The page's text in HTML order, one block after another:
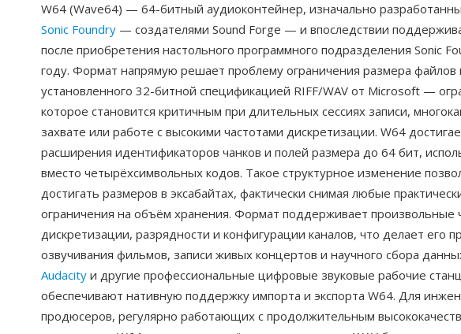
W64 (Wave64) — 64-битный аудиоконтейнер, изначально
Sonic Foundry — создателями Sound Forge — и впоследствии
после приобретения настольного программного подразделения Sonic
году. Формат напрямую решает проблему ограничения размера файлов
установленного 32-битной спецификацией RIFF/WAV от Microsoft —
которое становится критичным при длительных сессиях записи,
захвате или работе с высокими частотами дискретизации. W64
расширения идентификаторов чанков и полей размера до 64 бит,
вместо четырёхсимвольных кодов. Такое структурное изменение
достигать размеров в эксабайтах, фактически снимая любые
ограничения на объём хранения. Формат поддерживает произвольные
дискретизации, разрядности и конфигурации каналов, что делает его
озвучивания фильмов, записи живых концертов и научного сбора
Audacity и другие профессиональные цифровые звуковые рабочие
обеспечивают нативную поддержку импорта и экспорта W64. Для
продюсеров, регулярно работающих с продолжительным